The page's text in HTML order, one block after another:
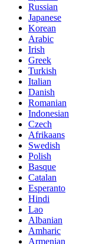
Russian
Japanese
Korean
Arabic
Irish
Greek
Turkish
Italian
Danish
Romanian
Indonesian
Czech
Afrikaans
Swedish
Polish
Basque
Catalan
Esperanto
Hindi
Lao
Albanian
Amharic
Armenian